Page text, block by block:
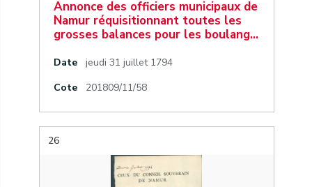
Annonce des officiers municipaux de
Namur réquisitionnant toutes les
grosses balances pour les boulang…
Date
jeudi 31 juillet 1794
Cote
201809/11/58
26